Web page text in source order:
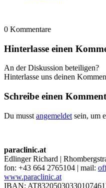
0 Kommentare
Hinterlasse einen
An der Diskussion beteiligen?
Hinterlasse uns deinen
Schreibe einen
Du musst angemeldet sein, um
paraclinic.at
Edlinger Richard |
fon: +43 664 2765104 | mail:
www.paraclinic.at
IBAN: